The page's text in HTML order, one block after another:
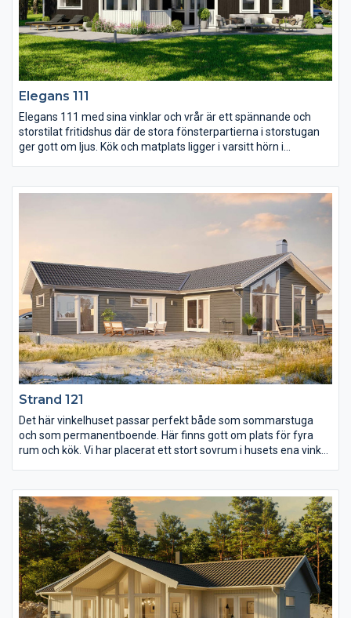
Elegans 111
Elegans 111 med sina vinklar och vrår är ett spännande och
storstilat fritidshus där de stora fönsterpartierna i storstugan
ger gott om ljus. Kök och matplats ligger i varsitt hörn i
sovrummen och WC.
Strand 121
Det här vinkelhuset passar perfekt både som sommarstuga
och som permanentboende. Här finns gott om plats för fyra
rum och kök. Vi har placerat ett stort sovrum i husets ena vinkel
placerat vägg i vägg med en liten hall för dörröppningar. Köket
och vardagsrummet har öppen planlösning och i
vardagsrummet är det högt ryggåstak. Med stora fönster och
helglasad altandörr flödar ljuset in i rummet och ger härlig
rymdkänsla. Badrummet är placerat i mitten av huset
tillsammans med tvättstugan. Här finns möjlighet att sätta i en
dörr till för att få tillgång till groventré.